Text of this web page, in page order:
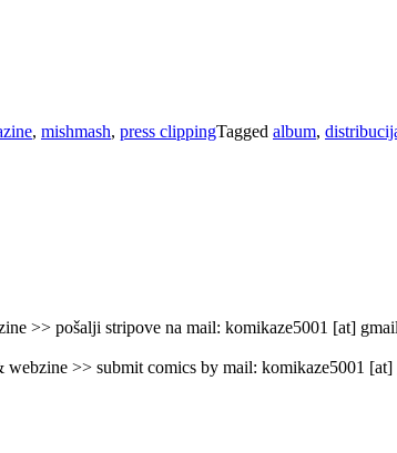
, mishmash, press clippingTagged album,
>> pošalji stripove na mail: komikaze5001 [at]
>> submit comics by mail: komikaze5001 [at]